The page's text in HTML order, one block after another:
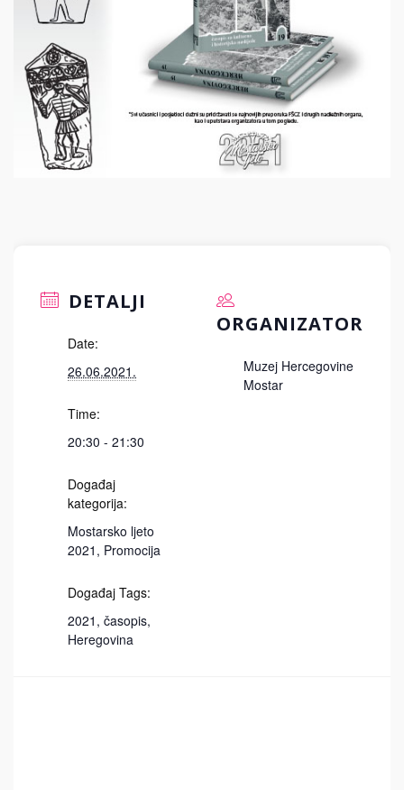
DETALJI
Date:
26.06.2021.
Time:
20:30 - 21:30
Događaj
kategorija:
Mostarsko ljeto
2021 , Promocija
Događaj Tags:
2021 , časopis,
Heregovina
ORGANIZATOR
Muzej Hercegovine
Mostar